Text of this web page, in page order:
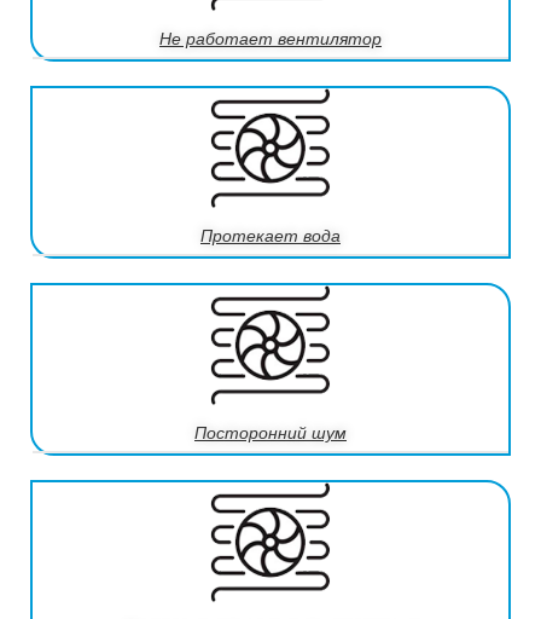
Не работает вентилятор
Протекает вода
Посторонний шум